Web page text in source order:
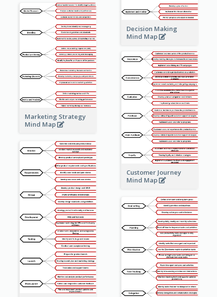
Decision Making
Mind Map
Marketing Strategy
Mind Map
Customer Journey
Mind Map